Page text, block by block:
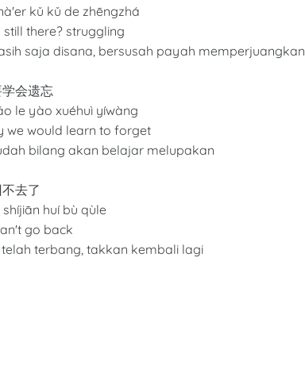
kǔ kǔ de zhēngzhá
there? struggling
saja disana, bersusah payah memperjuangkan
会遗忘
le yào xuéhuì yíwàng
we would learn to forget
bilang akan belajar melupakan
去了
huí bù qùle
go back
terbang, takkan kembali lagi